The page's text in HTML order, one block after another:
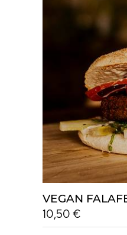
VEGAN
10,50 €